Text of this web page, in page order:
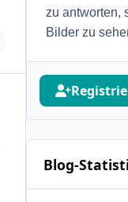
zu antworten,
Bilder zu
Blog-